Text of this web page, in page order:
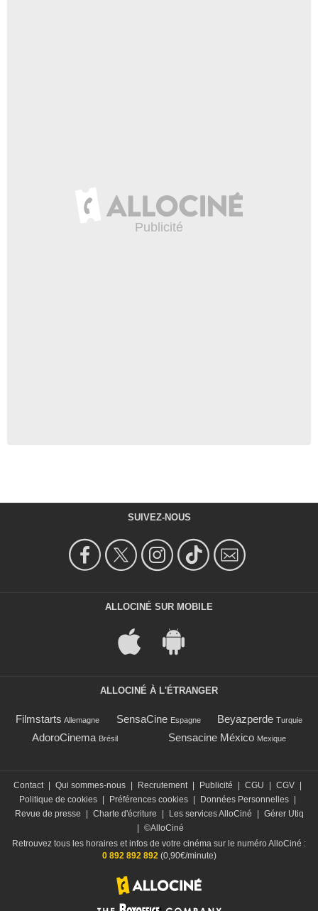
SUIVEZ-NOUS
ALLOCINÉ SUR MOBILE
ALLOCINÉ À L'ÉTRANGER
Filmstarts Allemagne SensaCine Espagne Beyazperde Turquie
AdoroCinema Brésil Sensacine México Mexique
Contact | Qui sommes-nous | Recrutement | Publicité | CGU | CGV |
Politique de cookies | Préférences cookies | Données Personnelles |
Revue de presse
| Charte d'écriture | Les services AlloCiné | Gérer Utiq
| ©AlloCiné
Retrouvez tous les horaires et infos de votre cinéma sur le numéro AlloCiné :
0 892 892 892 (0,90€/minute)